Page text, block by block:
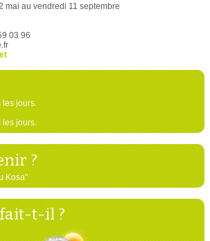
mai au vendredi 11 septembre
03 96
les jours.
les jours.
?
Kosa"
t-il ?